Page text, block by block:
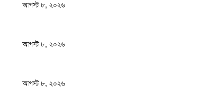
আগস্ট ৮, ২০২৬
আগস্ট ৮, ২০২৬
আগস্ট ৮, ২০২৬